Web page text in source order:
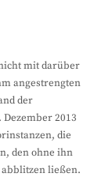
mit darüber
angestrengten
der
2013
die
den ohne ihn
abblitzen ließen.